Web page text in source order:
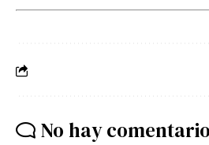
No hay